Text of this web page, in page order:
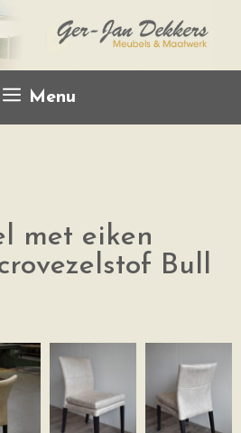
Menu
met eiken
Bull